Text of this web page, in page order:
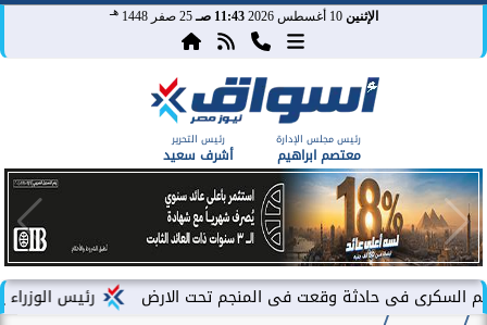
الإثنين 10 أغسطس 2026 11:43 صـ 25 صفر 1448 هـ
رئيس مجلس الإدارة
معتصم ابراهيم
رئيس التحرير
أشرف سعيد
رئيس الوزراء يشهد وقعت فى المنجم تحت الارض